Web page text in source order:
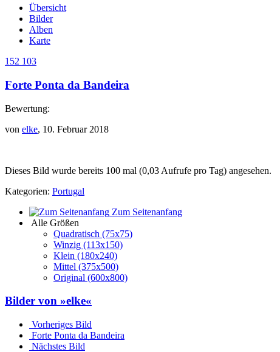
Übersicht
Bilder
Alben
Karte
152 103
Forte Ponta da Bandeira
Bewertung:
von elke, 10. Februar 2018
Dieses Bild wurde bereits 100 mal (0,03 Aufrufe pro Tag) angesehen.
Kategorien: Portugal
Zum Seitenanfang
Alle Größen
Quadratisch (75x75)
Winzig (113x150)
Klein (180x240)
Mittel (375x500)
Original (600x800)
Bilder von »elke«
Vorheriges Bild
Forte Ponta da Bandeira
Nächstes Bild